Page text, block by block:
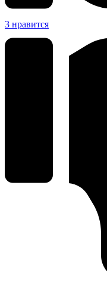
3 нравится